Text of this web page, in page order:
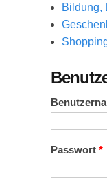
Bildung,
Passwort *